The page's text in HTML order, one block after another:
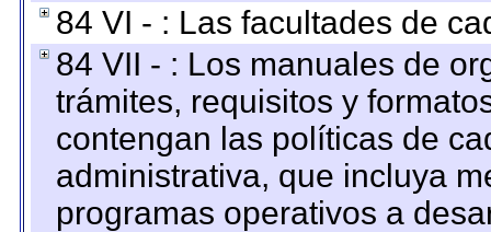
84 VI - : Las facultades de
84 VII - : Los manuales de
trámites, requisitos y
contengan las políticas de
administrativa, que incluya
programas operativos a